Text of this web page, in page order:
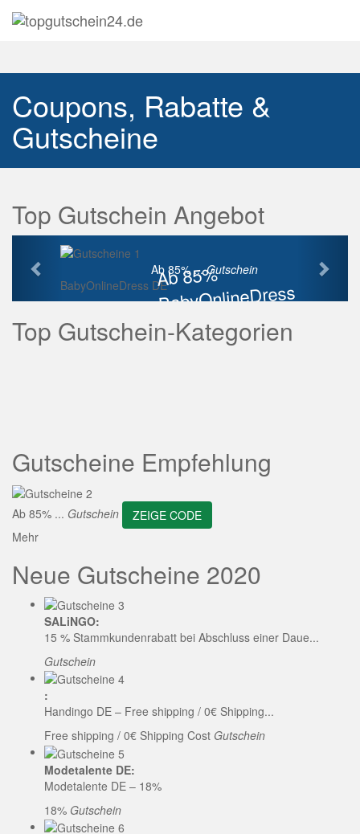
Coupons, Rabatte &
Gutscheine
Top Gutschein Angebot
Ab 85%
BabyOnlineDress
Rabatt
Ab 85% ...Gutschein
BabyOnlineDress DE
Vorherige
Top Gutschein-Kategorien
Gutscheine Empfehlung
Ab 85% ... Gutschein
ZEIGE CODE
Mehr
Neue Gutscheine 2020
SALiNGO:
15 % Stammkundenrabatt bei Abschluss einer Daue...
Gutschein
:
Handingo DE – Free shipping / 0€ Shipping...
Free shipping / 0€ Shipping Cost Gutschein
Modetalente DE:
Modetalente DE – 18%
18% Gutschein